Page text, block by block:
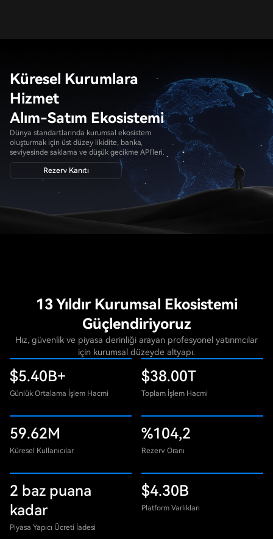
Küresel Kurumlara
Hizmet
Alım-Satım Ekosistemi
Dünya standartlarında kurumsal ekosistem
oluşturmak için üst düzey likidite, banka
seviyesinde saklama ve düşük gecikme API'leri.
Rezerv Kanıtı
13 Yıldır Kurumsal Ekosistemi
Güçlendiriyoruz
Hız, güvenlik ve piyasa derinliği arayan profesyonel yatırımcılar
için kurumsal düzeyde altyapı.
$5.40B+
Günlük Ortalama İşlem Hacmi
$38.00T
Toplam İşlem Hacmi
59.62M
Küresel Kullanıcılar
%104,2
Rezerv Oranı
2 baz puana
kadar
Piyasa Yapıcı Ücreti İadesi
$4.30B
Platform Varlıkları